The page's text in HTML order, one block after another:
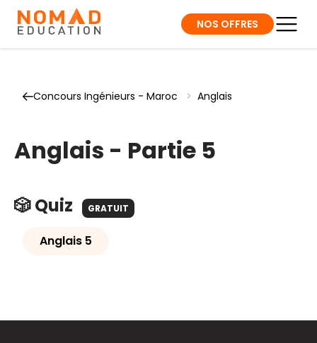
NOS OFFRES
Concours Ingénieurs - Maroc > Anglais
Anglais - Partie 5
🎲 Quiz GRATUIT
Anglais 5